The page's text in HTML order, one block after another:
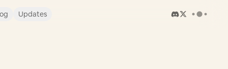
Updates